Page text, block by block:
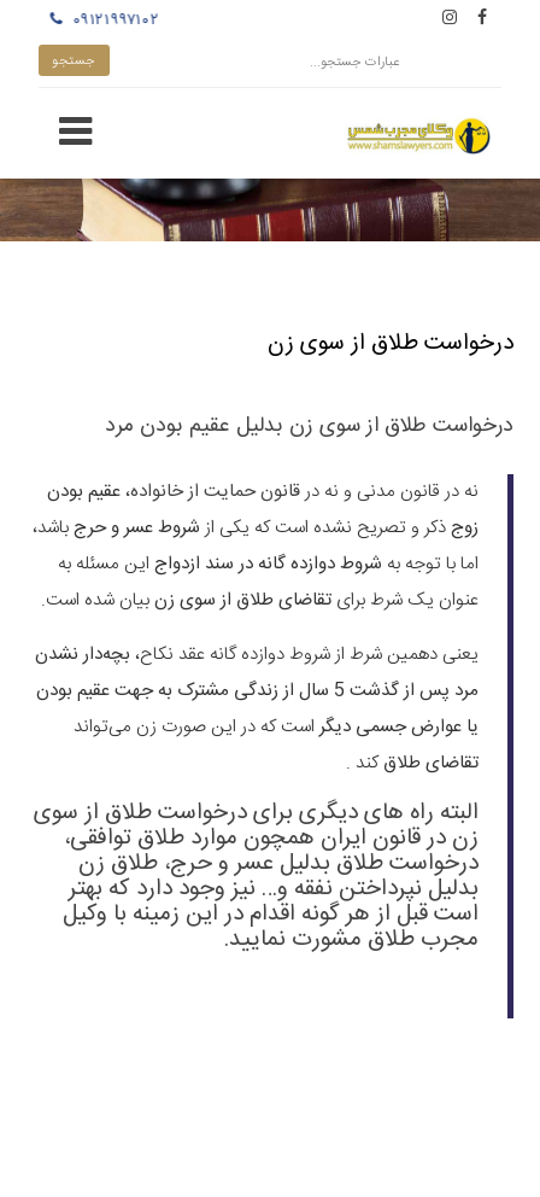
۰۹۱۲۱۹۹۷۱۰۲
درخواست طلاق از سوی زن
درخواست طلاق از سوی زن بدلیل عقیم بودن مرد
نه در قانون مدنی و نه درقانون حمایت از خانواده،عقیم بودن
زوجذکر و تصریح نشده است که یکی ازشروط عسر و حرجباشد،
اما با توجه به شروط دوازده گانه در سند ازدواج این مسئله به
عنوان یک شرط برایتقاضای طلاق از سوی زنبیان شده است.
یعنی دهمین شرط از شروط دوازده گانه عقد نکاح، بچه‌دار نشدن
مرد پس از گذشت 5 سال از زندگی مشترک به جهت عقیم بودن
یا عوارض جسمی دیگراست که در این صورت زن می‌تواند
تقاضای طلاقکند .
البته راه های دیگری برایدرخواست طلاق از سوی
زندر قانون ایران همچون مواردطلاق توافقی،
درخواستطلاق بدلیل عسر و حرج،طلاق زن
بدلیل نپرداختن نفقه و… نیز وجود دارد که بهتر
است قبل از هر گونه اقدام در این زمینه با وکیل
مجرب طلاق مشورت نمایید.